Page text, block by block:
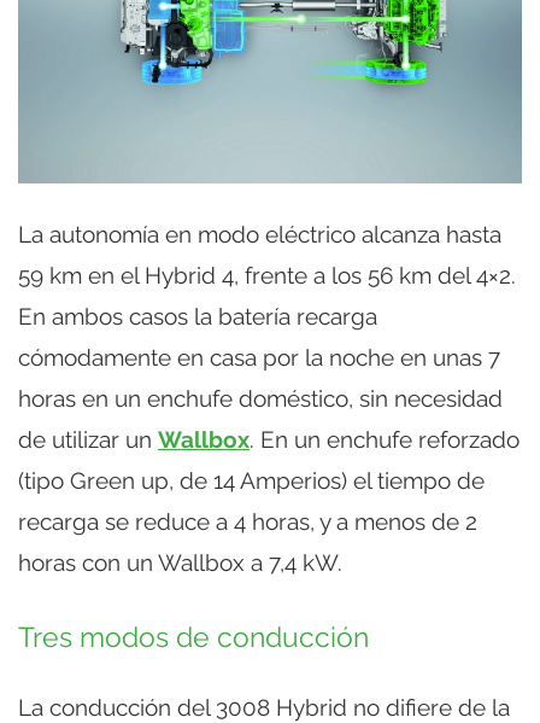
La autonomía en modo eléctrico alcanza hasta
59 km en el Hybrid 4, frente a los 56 km del 4×2.
En ambos casos la batería recarga
cómodamente en casa por la noche en unas 7
horas en un enchufe doméstico, sin necesidad
de utilizar un Wallbox. En un enchufe reforzado
(tipo Green up, de 14 Amperios) el tiempo de
recarga se reduce a 4 horas, y a menos de 2
horas con un Wallbox a 7,4 kW.
Tres modos de conducción
La conducción del 3008 Hybrid no difiere de la